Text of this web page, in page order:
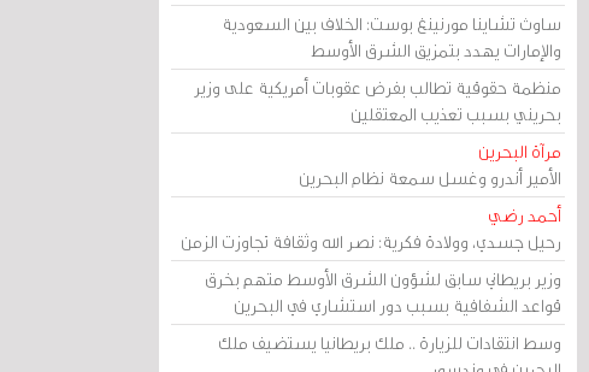
ساوث تشاينا مورنينغ بوست: الخلاف بين السعودية
والإمارات يهدد بتمزيق الشرق الأوسط
منظمة حقوقية تطالب بفرض عقوبات أمريكية على وزير
بحريني بسبب تعذيب المعتقلين
مرآة البحرين
الأمير أندرو وغسل سمعة نظام البحرين
أحمد رضي
رحيل جسدي، وولادة فكرية: نصر الله وثقافة تجاوزت الزمن
وزير بريطاني سابق لشؤون الشرق الأوسط متهم بخرق
قواعد الشفافية بسبب دور استشاري في البحرين
وسط انتقادات للزيارة .. ملك بريطانيا يستضيف ملك